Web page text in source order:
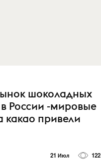
шоколадных
России -мировые
какао привели
21 Июл 122